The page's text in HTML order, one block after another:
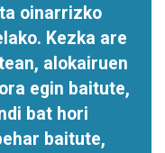
oinarrizko
Kezka are
alokairuen
egin baitute,
bat hori
baitute,